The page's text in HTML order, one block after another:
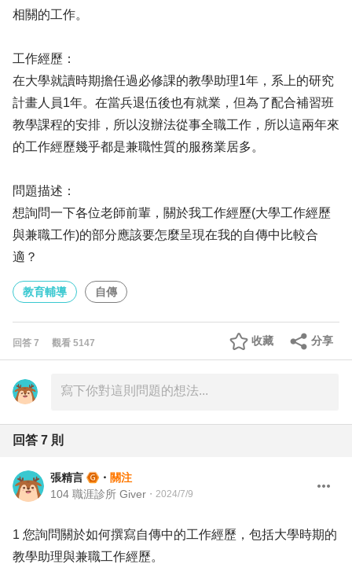
相關的工作。
工作經歷：
在大學就讀時期擔任過必修課的教學助理1年，系上的研究
計畫人員1年。在當兵退伍後也有就業，但為了配合補習班
教學課程的安排，所以沒辦法從事全職工作，所以這兩年來
的工作經歷幾乎都是兼職性質的服務業居多。
問題描述：
想詢問一下各位老師前輩，關於我工作經歷(大學工作經歷
與兼職工作)的部分應該要怎麼呈現在我的自傳中比較合
適？
教育輔導 自傳
回答 7 觀看 5147 分享
收藏
回答 7 則
張精言 ・ 關注
104 職涯診所 Giver ・ 2024/7/9
1 您詢問關於如何撰寫自傳中的工作經歷，包括大學時期的
教學助理與兼職工作經歷。